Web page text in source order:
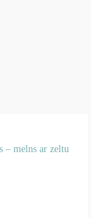
– melns ar zeltu